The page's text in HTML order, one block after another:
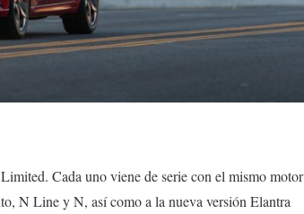
Cada uno viene de serie con el mismo motor
N Line y N, así como a la nueva versión Elantra